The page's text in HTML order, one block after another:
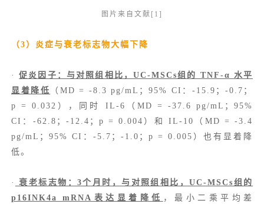
图片来自文献[1]
（3）炎症与衰老标志物大幅下降
·促炎因子：与对照组相比，UC-MSCs组的 TNF-α 水平
显着降低
（MD = -8.3 pg/mL；95% CI：-15.9；-0.7；
p = 0.032），同时 IL-6（MD = -37.6 pg/mL；95%
CI：-62.8；-12.4；p = 0.004）和 IL-10（MD = -3.4
pg/mL；95% CI：-5.7；-1.0；p = 0.005）也有显着降
低。
·
衰老标志物：3个月时，与对照组相比，UC-MSCs组的
p16INK4a mRNA表达显着降低 ，最小二乘平均差